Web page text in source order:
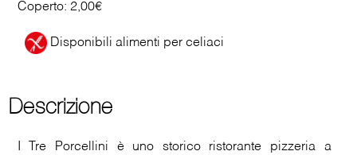
Coperto: 2,00€
Disponibili alimenti per celiaci
Descrizione
I Tre Porcellini è uno storico ristorante pizzeria a